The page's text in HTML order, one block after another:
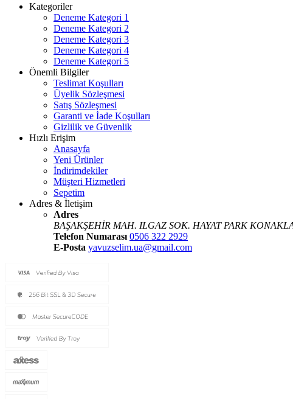
Kategoriler
Deneme Kategori 1
Deneme Kategori 2
Deneme Kategori 3
Deneme Kategori 4
Deneme Kategori 5
Önemli Bilgiler
Teslimat Koşulları
Üyelik Sözleşmesi
Satış Sözleşmesi
Garanti ve İade Koşulları
Gizlilik ve Güvenlik
Hızlı Erişim
Anasayfa
Yeni Ürünler
İndirimdekiler
Müşteri Hizmetleri
Sepetim
Adres & İletişim
Adres
BAŞAKŞEHİR MAH. ILGAZ SOK. HAYAT PARK
Telefon Numarası 0506 322 2929
E-Posta yavuzselim.ua@gmail.com